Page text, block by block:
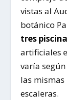
vistas al
botánico
tres
artificiales
varía
las
escaleras.